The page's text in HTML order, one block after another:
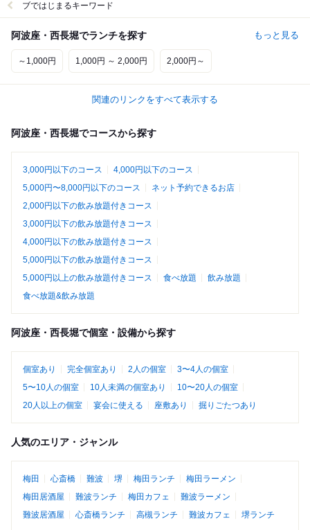
ブではじまるキーワード
阿波座・西長堀でランチを探す もっと見る
～1,000円 1,000円 ～ 2,000円 2,000円～
関連のリンクをすべて表示する
阿波座・西長堀でコースから探す
3,000円以下のコース
4,000円以下のコース
5,000円〜8,000円以下のコース
ネット予約できるお店
2,000円以下の飲み放題付きコース
3,000円以下の飲み放題付きコース
4,000円以下の飲み放題付きコース
5,000円以下の飲み放題付きコース
5,000円以上の飲み放題付きコース
食べ放題
飲み放題
食べ放題&飲み放題
阿波座・西長堀で個室・設備から探す
個室あり 完全個室あり 2人の個室
3〜4人の個室
5〜10人の個室
10人未満の個室あり
10〜20人の個室
20人以上の個室
宴会に使える 座敷あり 掘りごたつあり
人気のエリア・ジャンル
梅田 心斎橋 難波 堺 梅田ランチ
梅田ラーメン
梅田居酒屋
難波ランチ 梅田カフェ
難波ラーメン
難波居酒屋
心斎橋ランチ 高槻ランチ 難波カフェ 堺ランチ